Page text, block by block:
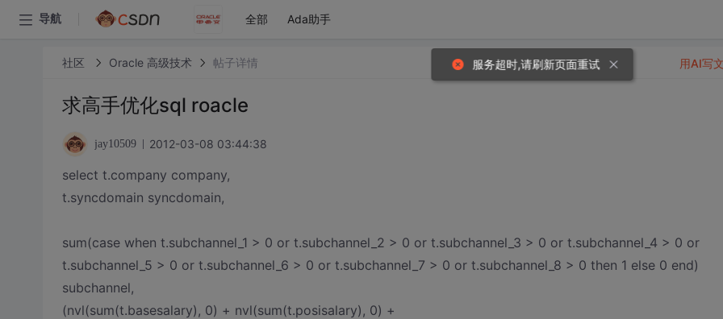
导航 全部 Ada助手
社区 Oracle 高级技术 帖子详情
求高手优化sql roacle
jay10509 2012-03-08 03:44:38
select t.company company,
t.syncdomain syncdomain,
sum(case when t.subchannel_1 > 0 or t.subchannel_2 > 0 or t.subchannel_3 > 0 or t.subchannel_4 > 0 or
t.subchannel_5 > 0 or t.subchannel_6 > 0 or t.subchannel_7 > 0 or t.subchannel_8 > 0 then 1 else 0 end)
subchannel,
(nvl(sum(t.basesalary), 0) + nvl(sum(t.posisalary), 0) +
用AI写
服务超时,请刷新页面重试